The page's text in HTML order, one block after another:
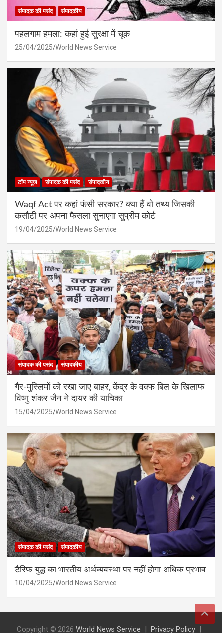
संपादक की पसंद संपादकीय
पहलगाम हमला: कहां हुई सुरक्षा में चूक
25/04/2025 World News Service
टॉप न्यूज संपादक की पसंद संपादकीय
Waqf Act पर कहां फंसी सरकार? क्या हैं वो तथ्य जिसकी
कसौटी पर अपना फैसला सुनाएगा सुप्रीम कोर्ट
19/04/2025 World News Service
संपादक की पसंद संपादकीय
गैर-मुस्लिमों को रखा जाए बाहर, केंद्र के वक्फ बिल के खिलाफ
विष्णु शंकर जैन ने दायर की याचिका
15/04/2025 World News Service
संपादक की पसंद संपादकीय
टैरिफ युद्ध का भारतीय अर्थव्यवस्था पर नहीं होगा अधिक प्रभाव
10/04/2025 World News Service
Copyright © 2026 World News Service Privacy Policy